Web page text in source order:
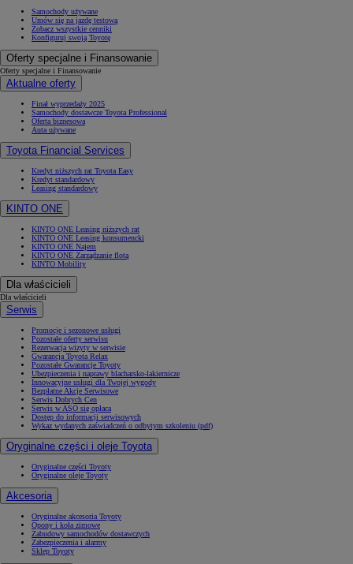
Samochody używane
Umów się na jazdę testową
Zobacz wszystkie cenniki
Konfiguruj swoją Toyotę
Oferty specjalne i Finansowanie
Oferty specjalne i Finansowanie
Aktualne oferty
Finał wyprzedaży 2025
Samochody dostawcze Toyota Professional
Oferta biznesowa
Auta używane
Toyota Financial Services
Kredyt niższych rat Toyota Easy
Kredyt standardowy
Leasing standardowy
KINTO ONE
KINTO ONE Leasing niższych rat
KINTO ONE Leasing konsumencki
KINTO ONE Najem
KINTO ONE Zarządzanie flotą
KINTO Mobility
Dla właścicieli
Dla właścicieli
Serwis
Promocje i sezonowe usługi
Pozostałe oferty serwisu
Rezerwacja wizyty w serwisie
Gwarancja Toyota Relax
Pozostałe Gwarancje Toyoty
Ubezpieczenia i naprawy blacharsko-lakiernicze
Innowacyjne usługi dla Twojej wygody
Bezpłatne Akcje Serwisowe
Serwis Dobrych Cen
Serwis w ASO się opłaca
Dostęp do informacji serwisowych
Wykaz wydanych zaświadczeń o odbytym szkoleniu (pdf)
Oryginalne części i oleje Toyota
Oryginalne części Toyoty
Oryginalne oleje Toyoty
Akcesoria
Oryginalne akcesoria Toyoty
Opony i koła zimowe
Zabudowy samochodów dostawczych
Zabezpieczenia i alarmy
Sklep Toyoty